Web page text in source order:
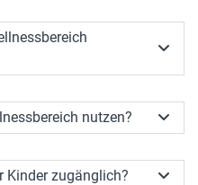

nutzen? 
Kinder zugänglich? 